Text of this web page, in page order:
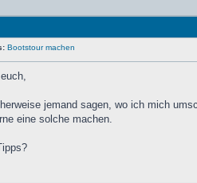
Bootstour machen
jemand sagen, wo ich mich
eine solche machen.